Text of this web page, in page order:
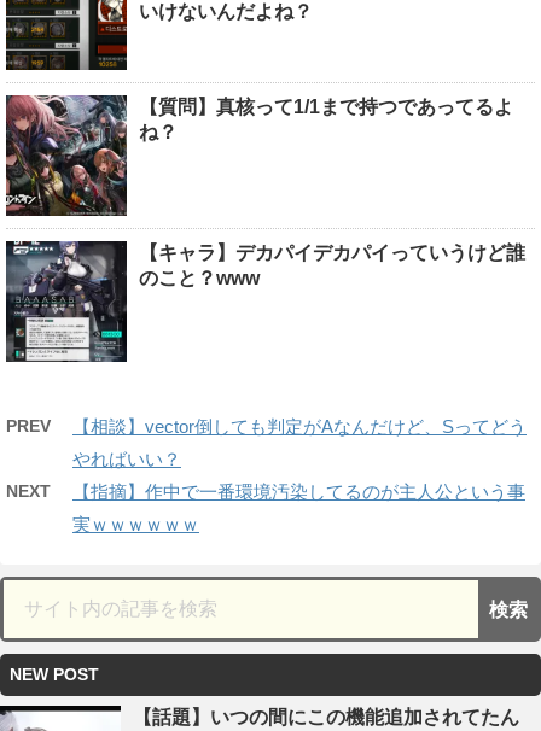
いけないんだよね？
【質問】真核って1/1まで持つであってるよ
ね？
【キャラ】デカパイデカパイっていうけど誰
のこと？www
PREV
【相談】vector倒しても判定がAなんだけど、Sってどう
やればいい？
NEXT
【指摘】作中で一番環境汚染してるのが主人公という事
実ｗｗｗｗｗｗ
NEW POST
【話題】いつの間にこの機能追加されてたん